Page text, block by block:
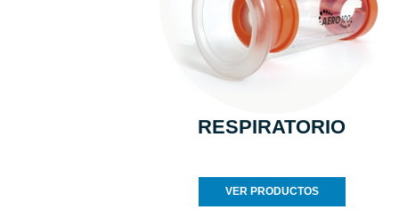
RESPIRATORIO
VER PRODUCTOS